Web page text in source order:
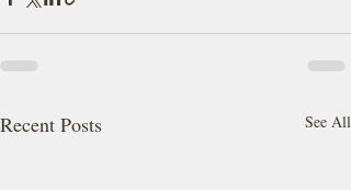
Recent Posts See All